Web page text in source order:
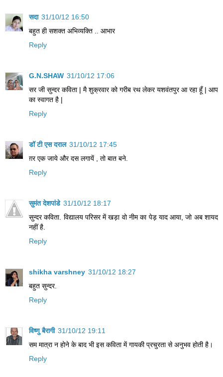
सदा 31/10/12 16:50
बहुत ही सशक्‍त अभिव्‍यक्ति .. आभार
Reply
G.N.SHAW 31/10/12 17:06
सर जी सुन्दर कविता | मै शुक्रवार को गरीब रथ लेकर यशवंतपुर आ रहा हूँ | आप
का स्वागत है |
Reply
डॉ टी एस दराल 31/10/12 17:45
ग़र एक जाये और दस लगायें , तो बात बने.
Reply
सुमंत देशपांडे 31/10/12 18:17
सुन्दर कविता. विद्यालय परिसर में खड़ा वो नीम का पेड़ याद आया, जो अब शायद
नहीं है.
Reply
shikha varshney 31/10/12 18:27
बहुत सुन्दर.
Reply
विष्णु बैरागी 31/10/12 19:11
सम मात्रा न होने के बाद भी इस कविता में गायकी प्रचुरता से अनुभव होती है।
Reply